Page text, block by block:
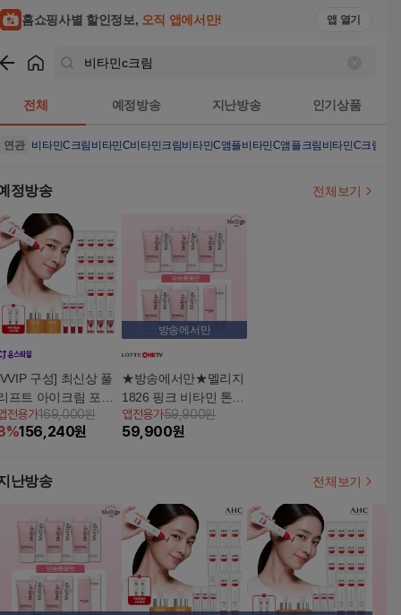
홈쇼핑사별 할인정보, 오직 앱에서만! 앱 열기
전체 예정방송 지난방송 인기상품
연관 비타민C크림 비타민C비타민크림비타민C앰플비타민C앰플크림 비타민C크림시
정방송 전체보기
구성] 최신상 풀
프트 아이크림 포페
스 대 15통+중3통
리뉴 비타민앰플 2개
전용가169,000원
%156,240원
방송에서만
★방송에서만★멜리지
1826 핑크 비타민 톤업
선크림 광폭발패키지
(50ml * 5 + 앰플미스트
앱전용가59,900원
59,900원
난방송 전체보기